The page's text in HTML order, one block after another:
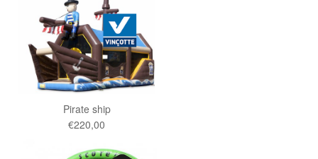
Pirate ship
€220,00